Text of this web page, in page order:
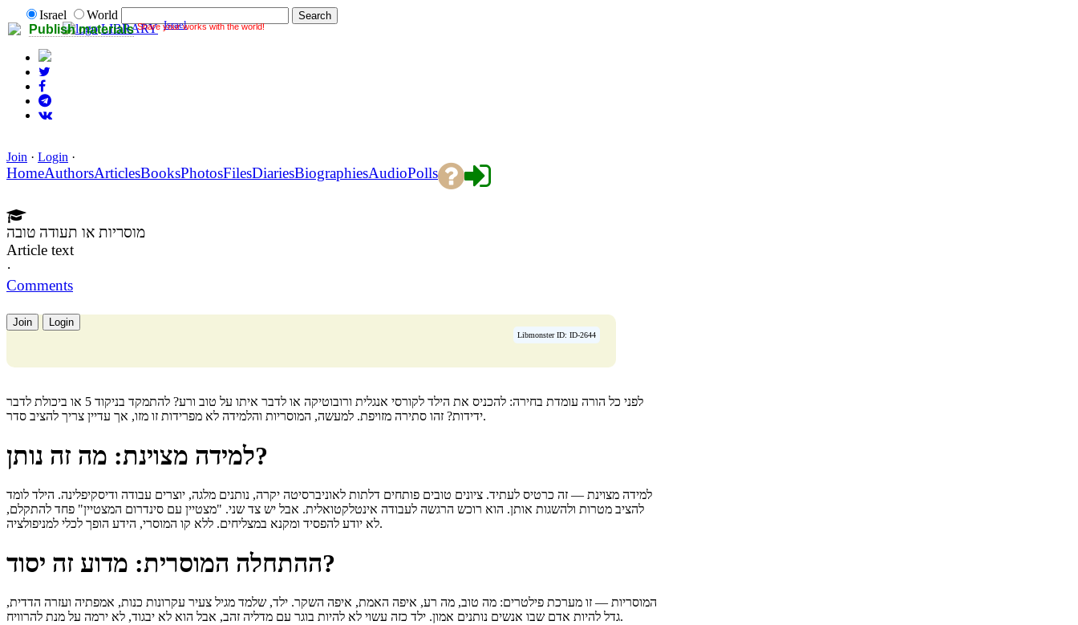
Publish materials Share your works with the world!
Israel
World
LIBRARY Israel
Join · Login ·
HomeAuthorsArticlesBooksPhotosFilesDiariesBiographiesAudioPolls
מוסריות או תעודה טובה
Article text
·
Comments
Join Login
Libmonster ID: ID-2644
לפני כל הורה עומדת בחירה: להכניס את הילד לקורסי אנגלית ורובוטיקה או לדבר איתו על טוב ורע? להתמקד בניקוד 5 או ביכולת לדבר
ידידות? זהו סתירה מזויפת. למעשה, המוסריות והלמידה לא מפרידות זו מזו, אך עדיין צריך להציב סדר.
למידה מצוינת: מה זה נותן?
למידה מצוינת — זה כרטיס לעתיד. ציונים טובים פותחים דלתות לאוניברסיטה יקרה, נותנים מלגה, יוצרים עבודה ודיסקיפלינה. הילד לומד
להציב מטרות ולהשגות אותן. הוא רוכש הרגשה לעבודה אינטלקטואלית. אבל יש צד שני. "מצטיין עם סינדרום המצטיין" פחד להתקלם,
לא יודע להפסיד ומקנא במצליחים. ללא קו המוסרי, הידע הופך לכלי למניפולציה.
ההתחלה המוסרית: מדוע זה יסוד?
המוסריות — זו מערכת פילטרים: מה טוב, מה רע, איפה האמת, איפה השקר. ילד, שלמד מגיל צעיר עקרונות כנות, אמפתיה ועזרה הדדית,
גדל להיות אדם שבו אנשים נותנים אמון. ילד כזה עשוי לא להיות בוגר עם מדליה זהב, אבל הוא לא יבגוד, לא ירמה על מנת להרוויח.